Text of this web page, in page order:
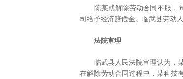
陈某就解除劳动合同不服，向
司给予经济赔偿金。临武县劳动
法院审理
临武县人民法院审理认为，某
在解除劳动合同过程中，某科技